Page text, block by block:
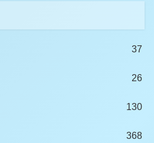
37
26
130
368